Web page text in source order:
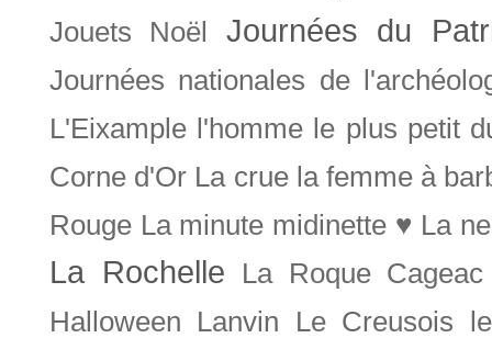
Jouets Noël
Journées du
Journées nationales de
L'Eixample l'homme le plus petit
Corne d'Or La crue la femme à
Rouge La minute midinette ♥ La
La Rochelle
La Roque Cageac
Halloween
Lanvin Le Creusois